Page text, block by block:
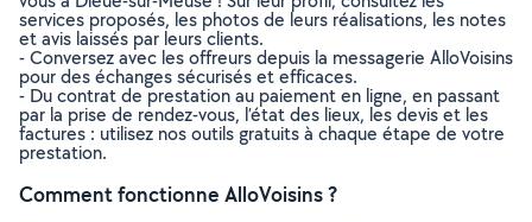
services proposés, les photos de leurs réalisations, les notes
et avis laissés par leurs clients.
- Conversez avec les offreurs depuis la messagerie AlloVoisins
pour des échanges sécurisés et efficaces.
- Du contrat de prestation au paiement en ligne, en passant
par la prise de rendez-vous, l’état des lieux, les devis et les
factures : utilisez nos outils gratuits à chaque étape de votre
prestation.
Comment fonctionne AlloVoisins ?